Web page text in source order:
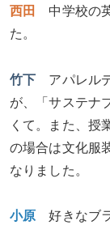
西田
中学校の
た。
竹下 アパレル
が、「サステナ
くて。また、授
の場合は文化服
なりました。
小原 好きなブ